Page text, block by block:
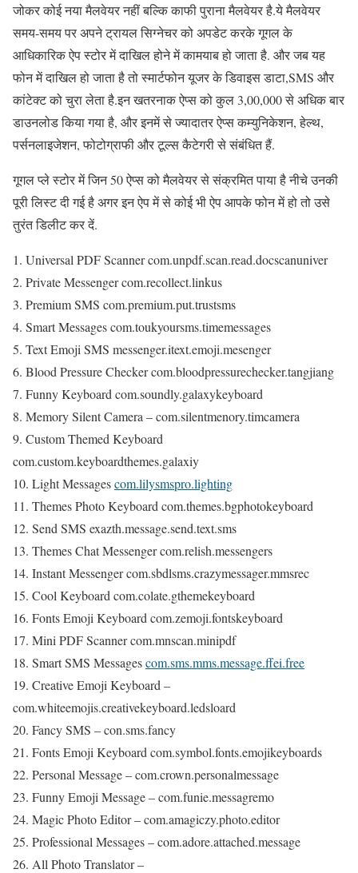
जोकर कोई नया मैलवेयर नहीं बल्कि काफी पुराना मैलवेयर है.ये मैलवेयर
समय-समय पर अपने ट्रायल सिग्नेचर को अपडेट करके गूगल के
आधिकारिक ऐप स्टोर में दाखिल होने में कामयाब हो जाता है. और जब यह
फोन में दाखिल हो जाता है तो स्मार्टफोन यूजर के डिवाइस डाटा,SMS और
कांटेक्ट को चुरा लेता है.इन खतरनाक ऐप्स को कुल 3,00,000 से अधिक बार
डाउनलोड किया गया है, और इनमें से ज्यादातर ऐप्स कम्युनिकेशन, हेल्थ,
पर्सनलाइजेशन, फोटोग्राफी और टूल्स कैटेगरी से संबंधित हैं.
गूगल प्ले स्टोर में जिन 50 ऐप्स को मैलवेयर से संक्रमित पाया है नीचे उनकी
पूरी लिस्ट दी गई है अगर इन ऐप में से कोई भी ऐप आपके फोन में हो तो उसे
तुरंत डिलीट कर दें.
1. Universal PDF Scanner com.unpdf.scan.read.docscanuniver
2. Private Messenger com.recollect.linkus
3. Premium SMS com.premium.put.trustsms
4. Smart Messages com.toukyoursms.timemessages
5. Text Emoji SMS messenger.itext.emoji.mesenger
6. Blood Pressure Checker com.bloodpressurechecker.tangjiang
7. Funny Keyboard com.soundly.galaxykeyboard
8. Memory Silent Camera – com.silentmenory.timcamera
9. Custom Themed Keyboard
com.custom.keyboardthemes.galaxiy
10. Light Messagescom.lilysmspro.lighting
11. Themes Photo Keyboard com.themes.bgphotokeyboard
12. Send SMS exazth.message.send.text.sms
13. Themes Chat Messenger com.relish.messengers
14. Instant Messenger com.sbdlsms.crazymessager.mmsrec
15. Cool Keyboard com.colate.gthemekeyboard
16. Fonts Emoji Keyboard com.zemoji.fontskeyboard
17. Mini PDF Scanner com.mnscan.minipdf
18. Smart SMS Messagescom.sms.mms.message.ffei.free
19. Creative Emoji Keyboard –
com.whiteemojis.creativekeyboard.ledsloard
20. Fancy SMS – con.sms.fancy
21. Fonts Emoji Keyboard com.symbol.fonts.emojikeyboards
22. Personal Message – com.crown.personalmessage
23. Funny Emoji Message – com.funie.messagremo
24. Magic Photo Editor – com.amagiczy.photo.editor
25. Professional Messages – com.adore.attached.message
26. All Photo Translator –